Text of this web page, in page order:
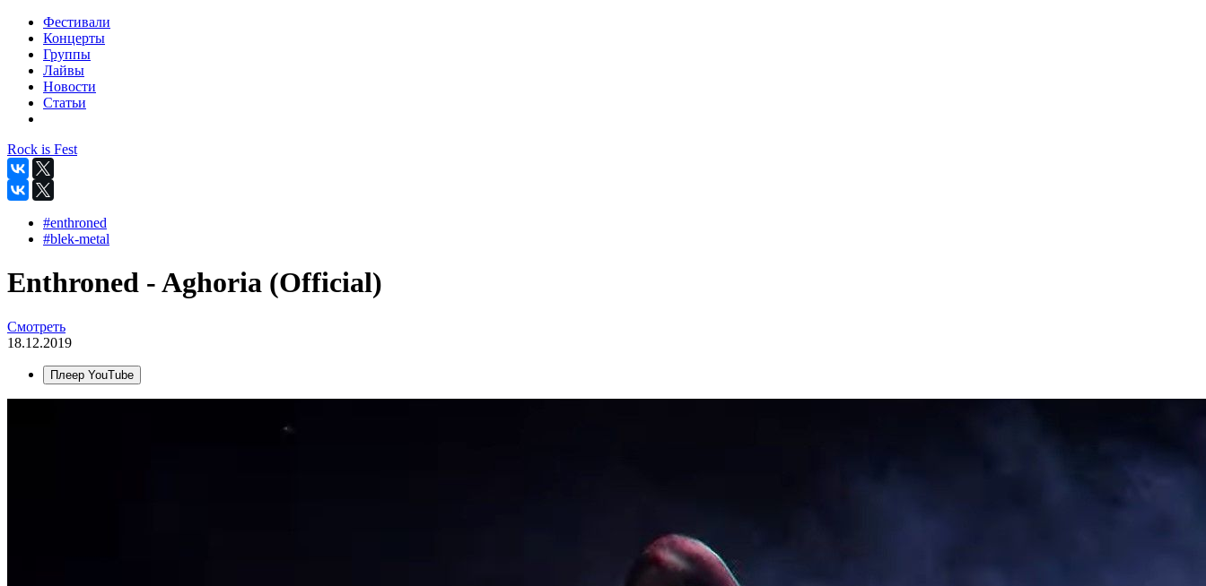
Фестивали
Концерты
Группы
Лайвы
Новости
Статьи
Rock is Fest
#enthroned
#blek-metal
Enthroned - Aghoria (Official)
Смотреть
18.12.2019
Плеер YouTube